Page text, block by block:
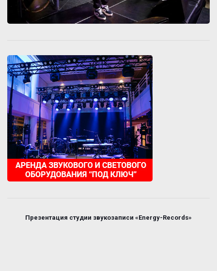
Презентация студии звукозаписи «Energy-Records»